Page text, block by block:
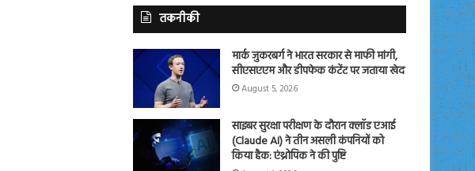
तकनीकी
मार्क जुकरबर्ग ने भारत सरकार से माफी मांगी,
सीएसएएम और डीपफेक कंटेंट पर जताया खेद
August 5, 2026
साइबर सुरक्षा परीक्षण के दौरान क्लॉड एआई
(Claude AI) ने तीन असली कंपनियों को
किया हैक: एंथ्रोपिक ने की पुष्टि